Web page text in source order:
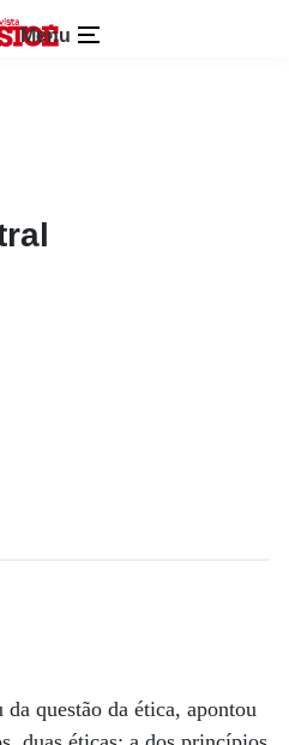
Menu
questão da ética, apontou